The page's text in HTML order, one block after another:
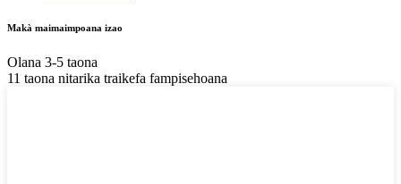
Makà maimaimpoana izao
Olana 3-5 taona
11 taona nitarika traikefa fampisehoana